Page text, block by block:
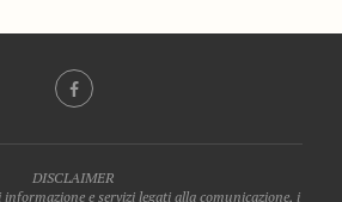
DISCLAIMER
informazione e servizi legati alla comunicazione, i